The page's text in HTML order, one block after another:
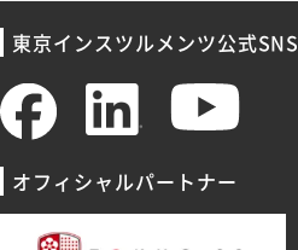
東京インスツルメンツ公式SNS
オフィシャルパートナー